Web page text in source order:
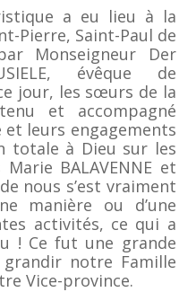
a eu lieu à la
Pierre, Saint-Paul de
Monseigneur Der
évêque de
jour, les sœurs de la
et accompagné
leurs engagements
totale à Dieu sur les
BALAVENNE et
nous s’est vraiment
manière ou d’une
activités, ce qui a
! Ce fut une grande
notre Famille
Vice-province.